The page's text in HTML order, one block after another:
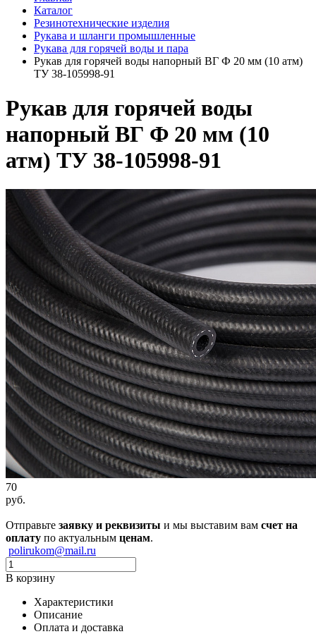
Каталог
Резинотехнические изделия
Рукава и шланги промышленные
Рукава для горячей воды и пара
Рукав для горячей воды напорный ВГ Ф 20 мм (10 атм)
ТУ 38-105998-91
Рукав для горячей воды
напорный ВГ Ф 20 мм (10
атм) ТУ 38-105998-91
70
руб.
Отправьте заявку и реквизиты и мы выставим вам счет на
оплату по актуальным ценам.
polirukom@mail.ru
В корзину
Характеристики
Описание
Оплата и доставка